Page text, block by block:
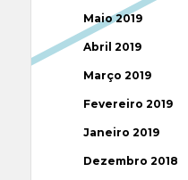
Maio 2019
Abril 2019
Março 2019
Fevereiro 2019
Janeiro 2019
Dezembro 2018